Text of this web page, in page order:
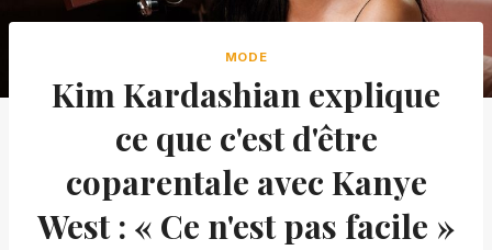
MODE
Kim Kardashian explique
ce que c'est d'être
coparentale avec Kanye
West : « Ce n'est pas facile »